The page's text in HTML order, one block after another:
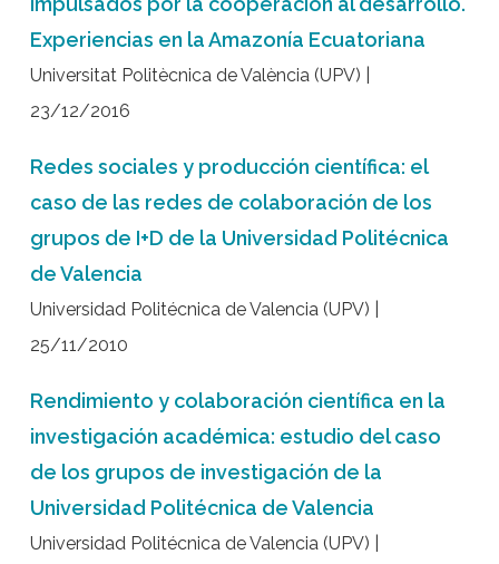
Experiencias en la Amazonía Ecuatoriana
Universitat Politècnica de València (UPV) |
23/12/2016
Redes sociales y producción científica: el
caso de las redes de colaboración de los
grupos de I+D de la Universidad Politécnica
de Valencia
Universidad Politécnica de Valencia (UPV) |
25/11/2010
Rendimiento y colaboración científica en la
investigación académica: estudio del caso
de los grupos de investigación de la
Universidad Politécnica de Valencia
Universidad Politécnica de Valencia (UPV) |